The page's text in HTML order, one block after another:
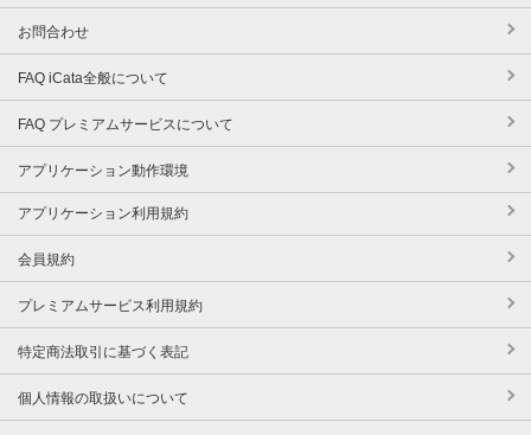
お問合わせ
FAQ iCata全般について
FAQ プレミアムサービスについて
アプリケーション動作環境
アプリケーション利用規約
会員規約
プレミアムサービス利用規約
特定商法取引に基づく表記
個人情報の取扱いについて